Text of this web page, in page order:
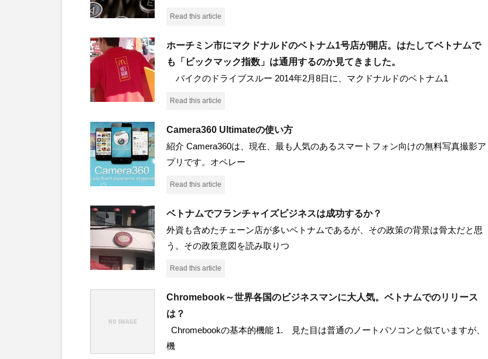
Read this article
ホーチミン市にマクドナルドのベトナム1号店が開店。はたしてベトナムで
も「ビックマック指数」は通用するのか見てきました。
バイクのドライブスルー 2014年2月8日に、マクドナルドのベトナム1
Read this article
Camera360 Ultimateの使い方
紹介 Camera360は、現在、最も人気のあるスマートフォン向けの無料写真撮影ア
プリです。オペレー
Read this article
ベトナムでフランチャイズビジネスは成功するか？
外資も含めたチェーン店が多いベトナムであるが、その政策の背景は骨太だと思
う。その政策意図を読み取りつ
Read this article
Chromebook～世界各国のビジネスマンに大人気。ベトナムでのリリース
は？
Chromebookの基本的機能 1. 見た目は普通のノートパソコンと似ていますが、
機